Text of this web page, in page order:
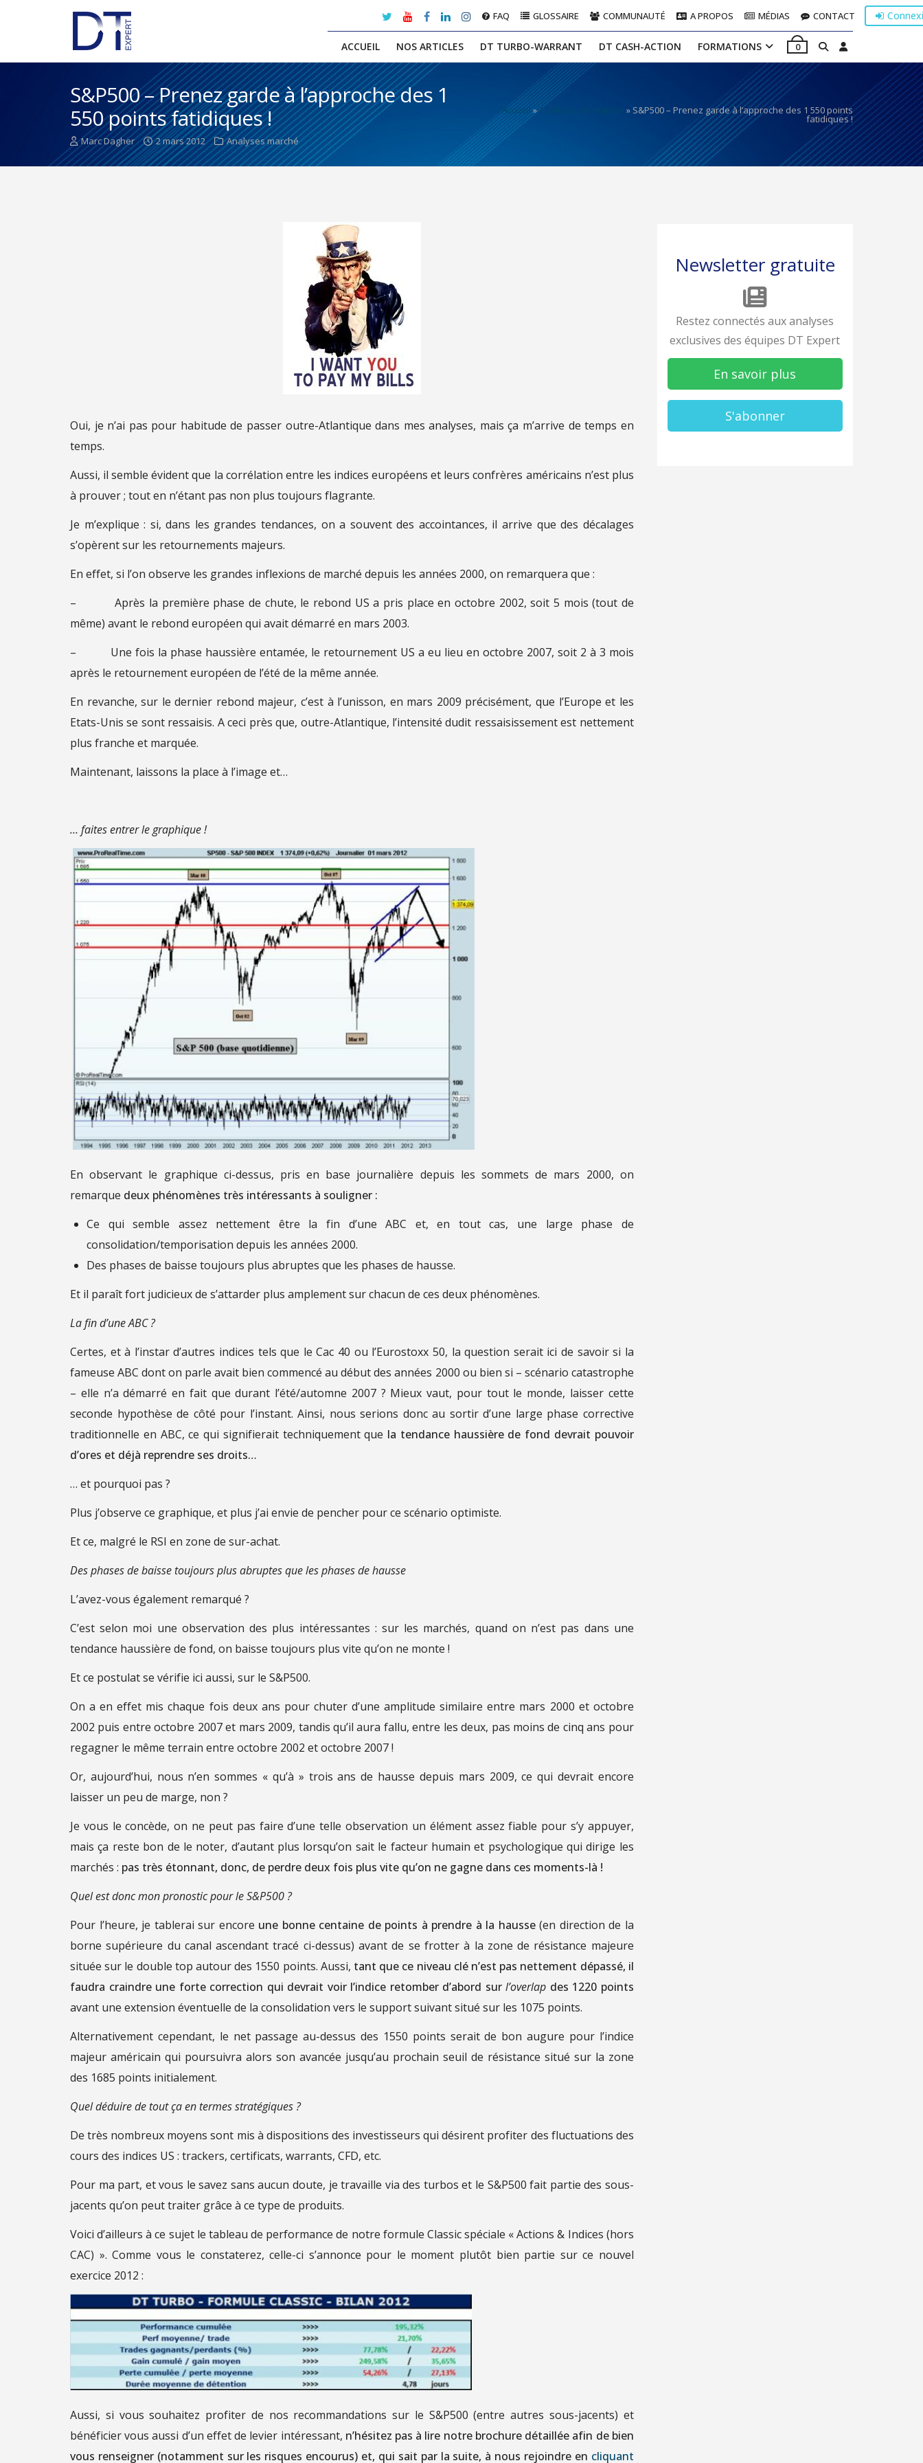
ACCUEIL NOS ARTICLES DT TURBO-WARRANT DT CASH-ACTION FORMATIONS 0
FAQ GLOSSAIRE COMMUNAUTÉ A PROPOS MÉDIAS CONTACT
Accueil»Analyses de marché » S&P500 – Prenez garde à l’approche des 1 550 points
fatidiques !
S&P500 – Prenez garde à l’approche des 1
550 points fatidiques !
Marc Dagher 2 mars 2012 Analyses marché
Oui, je n’ai pas pour habitude de passer outre-Atlantique dans mes analyses, mais ça m’arrive de temps en
temps.
Aussi, il semble évident que la corrélation entre les indices européens et leurs confrères américains n’est plus
à prouver ; tout en n’étant pas non plus toujours flagrante.
Je m’explique : si, dans les grandes tendances, on a souvent des accointances, il arrive que des décalages
s’opèrent sur les retournements majeurs.
En effet, si l’on observe les grandes inflexions de marché depuis les années 2000, on remarquera que :
– Après la première phase de chute, le rebond US a pris place en octobre 2002, soit 5 mois (tout de
même) avant le rebond européen qui avait démarré en mars 2003.
– Une fois la phase haussière entamée, le retournement US a eu lieu en octobre 2007, soit 2 à 3 mois
après le retournement européen de l’été de la même année.
En revanche, sur le dernier rebond majeur, c’est à l’unisson, en mars 2009 précisément, que l’Europe et les
Etats-Unis se sont ressaisis. A ceci près que, outre-Atlantique, l’intensité dudit ressaisissement est nettement
plus franche et marquée.
Maintenant, laissons la place à l’image et…
… faites entrer le graphique !
En observant le graphique ci-dessus, pris en base journalière depuis les sommets de mars 2000, on
remarque deux phénomènes très intéressants à souligner :
Ce qui semble assez nettement être la fin d’une ABC et, en tout cas, une large phase de
consolidation/temporisation depuis les années 2000.
Des phases de baisse toujours plus abruptes que les phases de hausse.
Et il paraît fort judicieux de s’attarder plus amplement sur chacun de ces deux phénomènes.
La fin d’une ABC ?
Certes, et à l’instar d’autres indices tels que le Cac 40 ou l’Eurostoxx 50, la question serait ici de savoir si la
fameuse ABC dont on parle avait bien commencé au début des années 2000 ou bien si – scénario catastrophe
– elle n’a démarré en fait que durant l’été/automne 2007 ? Mieux vaut, pour tout le monde, laisser cette
seconde hypothèse de côté pour l’instant. Ainsi, nous serions donc au sortir d’une large phase corrective
traditionnelle en ABC, ce qui signifierait techniquement que la tendance haussière de fond devrait pouvoir
d’ores et déjà reprendre ses droits…
… et pourquoi pas ?
Plus j’observe ce graphique, et plus j’ai envie de pencher pour ce scénario optimiste.
Et ce, malgré le RSI en zone de sur-achat.
Des phases de baisse toujours plus abruptes que les phases de hausse
L’avez-vous également remarqué ?
C’est selon moi une observation des plus intéressantes : sur les marchés, quand on n’est pas dans une
tendance haussière de fond, on baisse toujours plus vite qu’on ne monte !
Et ce postulat se vérifie ici aussi, sur le S&P500.
On a en effet mis chaque fois deux ans pour chuter d’une amplitude similaire entre mars 2000 et octobre
2002 puis entre octobre 2007 et mars 2009, tandis qu’il aura fallu, entre les deux, pas moins de cinq ans pour
regagner le même terrain entre octobre 2002 et octobre 2007 !
Or, aujourd’hui, nous n’en sommes « qu’à » trois ans de hausse depuis mars 2009, ce qui devrait encore
laisser un peu de marge, non ?
Je vous le concède, on ne peut pas faire d’une telle observation un élément assez fiable pour s’y appuyer,
mais ça reste bon de le noter, d’autant plus lorsqu’on sait le facteur humain et psychologique qui dirige les
marchés : pas très étonnant, donc, de perdre deux fois plus vite qu’on ne gagne dans ces moments-là !
Quel est donc mon pronostic pour le S&P500 ?
Pour l’heure, je tablerai sur encore une bonne centaine de points à prendre à la hausse(en direction de la
borne supérieure du canal ascendant tracé ci-dessus) avant de se frotter à la zone de résistance majeure
située sur le double top autour des 1550 points. Aussi, tant que ce niveau clé n’est pas nettement dépassé, il
faudra craindre une forte correction qui devrait voir l’indice retomber d’abord surl’overlap des 1220 points
avant une extension éventuelle de la consolidation vers le support suivant situé sur les 1075 points.
Alternativement cependant, le net passage au-dessus des 1550 points serait de bon augure pour l’indice
majeur américain qui poursuivra alors son avancée jusqu’au prochain seuil de résistance situé sur la zone
des 1685 points initialement.
Quel déduire de tout ça en termes stratégiques ?
De très nombreux moyens sont mis à dispositions des investisseurs qui désirent profiter des fluctuations des
cours des indices US : trackers, certificats, warrants, CFD, etc.
Pour ma part, et vous le savez sans aucun doute, je travaille via des turbos et le S&P500 fait partie des sous-
jacents qu’on peut traiter grâce à ce type de produits.
Voici d’ailleurs à ce sujet le tableau de performance de notre formule Classic spéciale « Actions & Indices (hors
CAC) ». Comme vous le constaterez, celle-ci s’annonce pour le moment plutôt bien partie sur ce nouvel
exercice 2012 :
Aussi, si vous souhaitez profiter de nos recommandations sur le S&P500 (entre autres sous-jacents) et
bénéficier vous aussi d’un effet de levier intéressant, n’hésitez pas à lire notre brochure détaillée afin de bien
vous renseigner (notamment sur les risques encourus) et, qui sait par la suite, à nous rejoindre en cliquant
Newsletter gratuite
Restez connectés aux analyses
exclusives des équipes DT Expert
En savoir plus
S'abonner